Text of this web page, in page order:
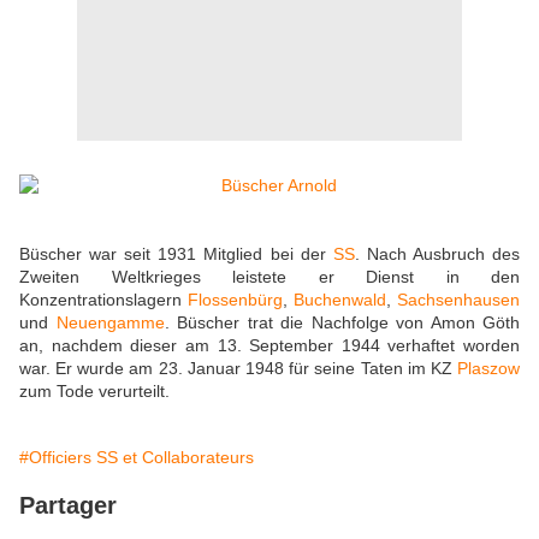
Büscher war seit 1931 Mitglied bei der SS. Nach Ausbruch des
Zweiten Weltkrieges leistete er Dienst in den
Konzentrationslagern Flossenbürg Buchenwald
Sachsenhausen
und Neuengamme. Büscher trat die Nachfolge von Amon Göth
an, nachdem dieser am 13. September 1944 verhaftet worden
war. Er wurde am 23. Januar 1948 für seine Taten im KZ Plaszow
zum Tode verurteilt.
#Officiers SS et Collaborateurs
Partager